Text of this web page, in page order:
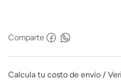
Comparte